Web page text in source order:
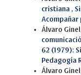
cristiana ,
Acompañar
Álvaro
62 (1979):
Pedagogía
Álvaro